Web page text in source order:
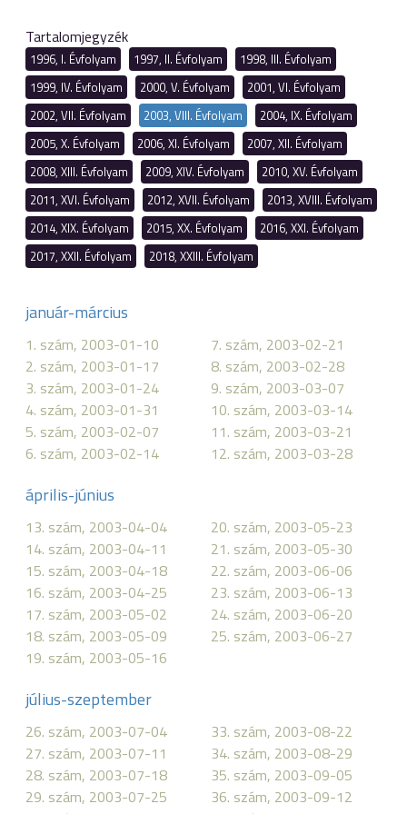
Tartalomjegyzék
1996, I. Évfolyam 1997, II. Évfolyam
1998, III. Évfolyam
1999, IV. Évfolyam
2000, V. Évfolyam
2001, VI. Évfolyam
2002, VII. Évfolyam
2003, VIII. Évfolyam
2004, IX. Évfolyam
2005, X. Évfolyam
2006, XI. Évfolyam
2007, XII. Évfolyam
2008, XIII. Évfolyam
2009, XIV. Évfolyam
2010, XV. Évfolyam
2011, XVI. Évfolyam
2012, XVII. Évfolyam
2013, XVIII. Évfolyam
2014, XIX. Évfolyam
2015, XX. Évfolyam
2016, XXI. Évfolyam
2017, XXII. Évfolyam
2018, XXIII. Évfolyam
január-március
1. szám, 2003-01-10
2. szám, 2003-01-17
3. szám, 2003-01-24
4. szám, 2003-01-31
5. szám, 2003-02-07
6. szám, 2003-02-14
7. szám, 2003-02-21
8. szám, 2003-02-28
9. szám, 2003-03-07
10. szám, 2003-03-14
11. szám, 2003-03-21
12. szám, 2003-03-28
április-június
13. szám, 2003-04-04
14. szám, 2003-04-11
15. szám, 2003-04-18
16. szám, 2003-04-25
17. szám, 2003-05-02
18. szám, 2003-05-09
19. szám, 2003-05-16
20. szám, 2003-05-23
21. szám, 2003-05-30
22. szám, 2003-06-06
23. szám, 2003-06-13
24. szám, 2003-06-20
25. szám, 2003-06-27
július-szeptember
26. szám, 2003-07-04
27. szám, 2003-07-11
28. szám, 2003-07-18
29. szám, 2003-07-25
33. szám, 2003-08-22
34. szám, 2003-08-29
35. szám, 2003-09-05
36. szám, 2003-09-12